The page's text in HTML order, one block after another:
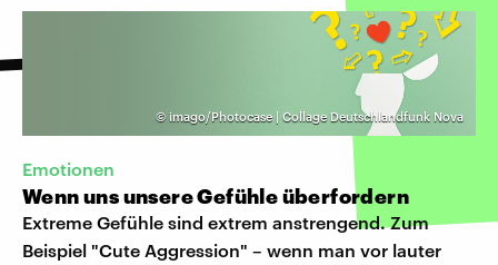
© imago/Photocase | Collage Deutschlandfunk Nova
Emotionen
Wenn uns unsere Gefühle überfordern
Extreme Gefühle sind extrem anstrengend. Zum
Beispiel "Cute Aggression" – wenn man vor lauter